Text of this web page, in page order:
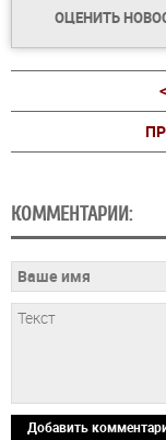
ОЦЕНИТЬ
КОММЕНТАРИИ:
Добавить